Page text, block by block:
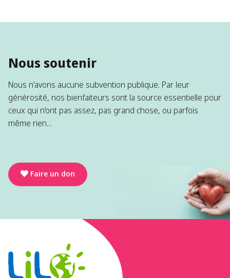
Nous soutenir
Nous n'avons aucune subvention publique. Par leur
générosité, nos bienfaiteurs sont la source essentielle pour
ceux qui n’ont pas assez, pas grand chose, ou parfois
même rien...
Faire un don